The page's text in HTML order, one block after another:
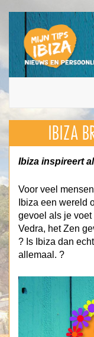
IBIZA
Ibiza inspireert
Voor veel
Ibiza een wereld
gevoel als je
Vedra, het Zen
? Is Ibiza dan
allemaal. ?